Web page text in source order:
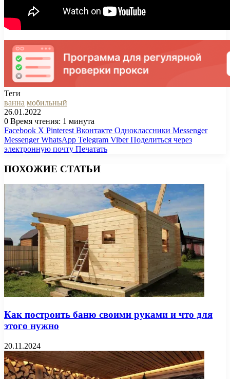
Теги
ванна мобильный
26.01.2022
0 Время чтения: 1 минута
Facebook X Pinterest Вконтакте Одноклассники Messenger
Messenger WhatsApp Telegram Viber Поделиться через
электронную почту Печатать
ПОХОЖИЕ СТАТЬИ
Как построить баню своими руками и что для
этого нужно
20.11.2024